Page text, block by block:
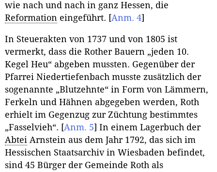
wie nach und nach in ganz Hessen, die
Reformation eingeführt. [Anm. 4]
In Steuerakten von 1737 und von 1805 ist
vermerkt, dass die Rother Bauern „jeden 10.
Kegel Heu“ abgeben mussten. Gegenüber der
Pfarrei Niedertiefenbach musste zusätzlich der
sogenannte „Blutzehnte“ in Form von Lämmern,
Ferkeln und Hähnen abgegeben werden, Roth
erhielt im Gegenzug zur Züchtung bestimmtes
„Fasselvieh“. [Anm. 5] In einem Lagerbuch der
Abtei Arnstein aus dem Jahr 1792, das sich im
Hessischen Staatsarchiv in Wiesbaden befindet,
sind 45 Bürger der Gemeinde Roth als